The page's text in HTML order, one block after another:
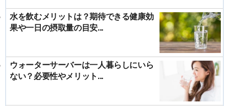
水を飲むメリットは？期待できる健康効
果や一日の摂取量の目安...
ウォーターサーバーは一人暮らしにいら
ない？必要性やメリット...